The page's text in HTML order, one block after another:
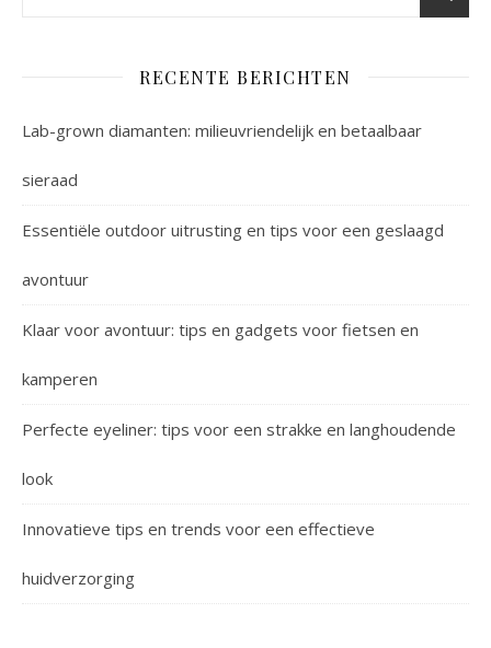
RECENTE BERICHTEN
Lab-grown diamanten: milieuvriendelijk en betaalbaar
sieraad
Essentiële outdoor uitrusting en tips voor een geslaagd
avontuur
Klaar voor avontuur: tips en gadgets voor fietsen en
kamperen
Perfecte eyeliner: tips voor een strakke en langhoudende
look
Innovatieve tips en trends voor een effectieve
huidverzorging